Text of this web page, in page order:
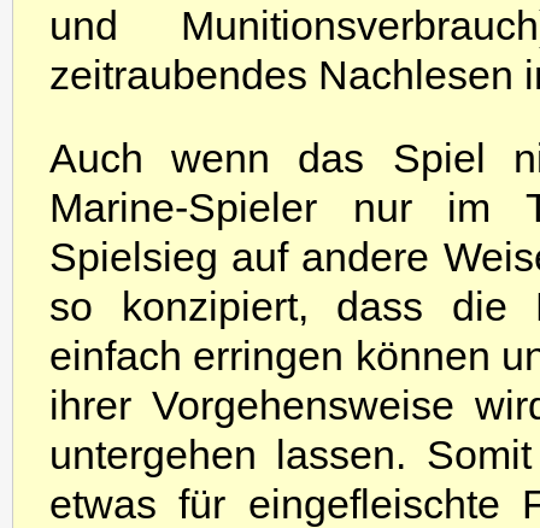
und
zeitraubendes Nachlesen
Auch wenn das Spiel
Marine-Spieler nur im
Spielsieg auf andere
so konzipiert, dass die
einfach erringen können
ihrer Vorgehensweise
untergehen lassen.
etwas für eingefleischte